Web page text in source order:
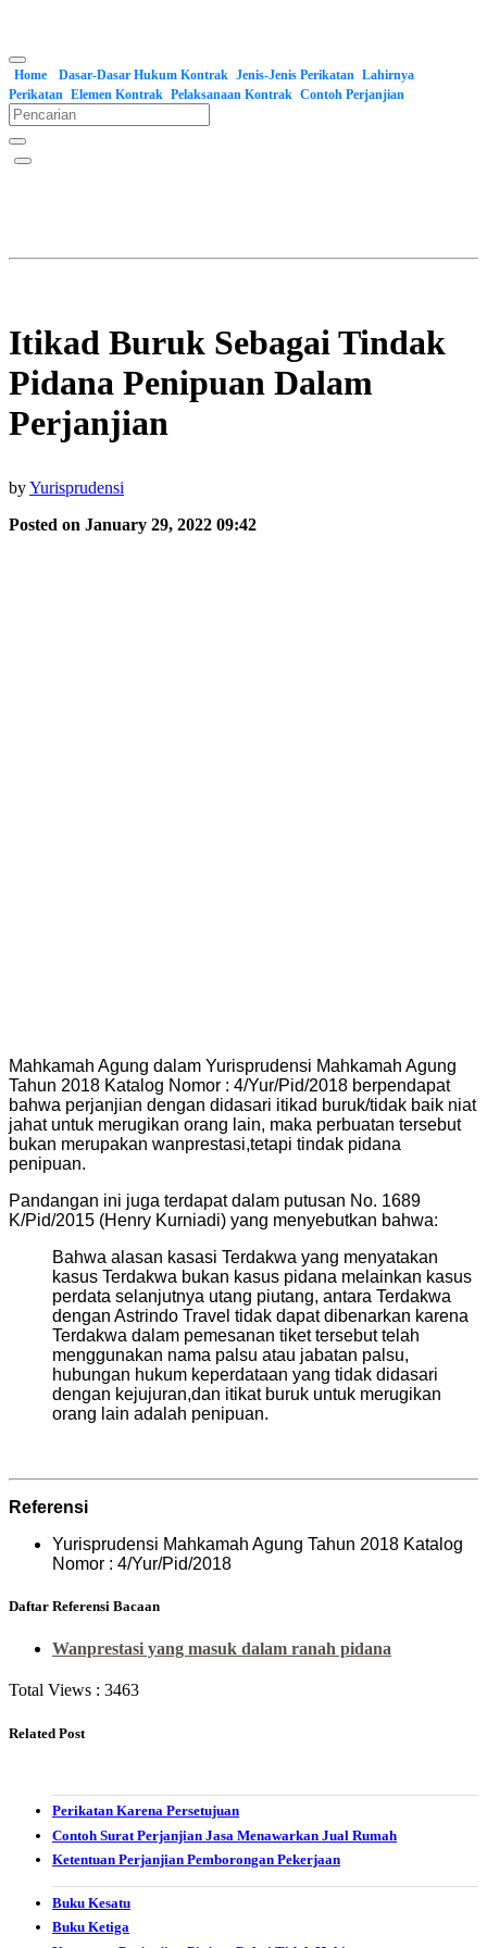
Home Dasar-Dasar Hukum Kontrak Jenis-Jenis Perikatan Lahirnya
Perikatan Elemen Kontrak Pelaksanaan Kontrak Contoh Perjanjian
Itikad Buruk Sebagai Tindak
Pidana Penipuan Dalam
Perjanjian
byYurisprudensi
Posted on January 29, 2022 09:42
Mahkamah Agung dalam Yurisprudensi Mahkamah Agung
Tahun 2018 Katalog Nomor : 4/Yur/Pid/2018 berpendapat
bahwa perjanjian dengan didasari itikad buruk/tidak baik niat
jahat untuk merugikan orang lain, maka perbuatan tersebut
bukan merupakan wanprestasi,tetapi tindak pidana
penipuan.
Pandangan ini juga terdapat dalam putusan No. 1689
K/Pid/2015 (Henry Kurniadi) yang menyebutkan bahwa:
Bahwa alasan kasasi Terdakwa yang menyatakan
kasus Terdakwa bukan kasus pidana melainkan kasus
perdata selanjutnya utang piutang, antara Terdakwa
dengan Astrindo Travel tidak dapat dibenarkan karena
Terdakwa dalam pemesanan tiket tersebut telah
menggunakan nama palsu atau jabatan palsu,
hubungan hukum keperdataan yang tidak didasari
dengan kejujuran,dan itikat buruk untuk merugikan
orang lain adalah penipuan.
Referensi
Yurisprudensi Mahkamah Agung Tahun 2018 Katalog
Nomor : 4/Yur/Pid/2018
Daftar Referensi Bacaan
Wanprestasi yang masuk dalam ranah pidana
Total Views : 3463
Related Post
Perikatan Karena Persetujuan
Contoh Surat Perjanjian Jasa Menawarkan Jual Rumah
Ketentuan Perjanjian Pemborongan Pekerjaan
Buku Kesatu
Buku Ketiga